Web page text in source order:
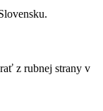
z rubnej strany v